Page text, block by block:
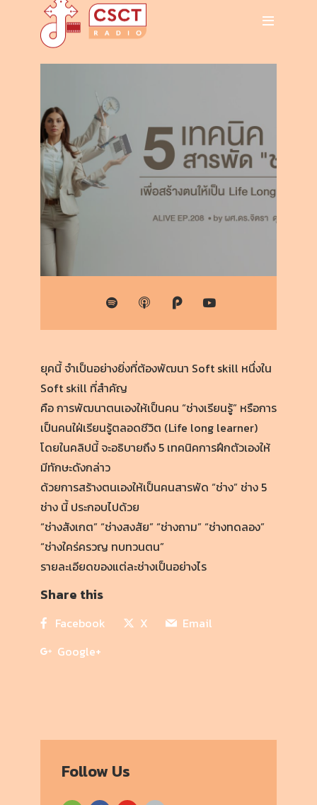
ยุคนี้ จำเป็นอย่างยิ่งที่ต้องพัฒนา Soft skill หนึ่งใน
Soft skill ที่สำคัญ
คือ การพัฒนาตนเองให้เป็นคน “ช่างเรียนรู้” หรือการ
เป็นคนใฝ่เรียนรู้ตลอดชีวิต (Life long learner)
โดยในคลิปนี้ จะอธิบายถึง 5 เทคนิคการฝึกตัวเองให้
มีทักษะดังกล่าว
ด้วยการสร้างตนเองให้เป็นคนสารพัด “ช่าง” ช่าง 5
ช่าง นี้ ประกอบไปด้วย
“ช่างสังเกต” “ช่างสงสัย” “ช่างถาม” “ช่างทดลอง”
“ช่างใคร่ครวญ ทบทวนตน”
รายละเอียดของแต่ละช่างเป็นอย่างไร
Share this
Facebook X
Email
Google+
Follow Us